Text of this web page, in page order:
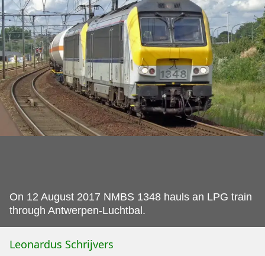
On 12 August 2017 NMBS 1348 hauls an LPG train
through Antwerpen-Luchtbal.
Leonardus Schrijvers